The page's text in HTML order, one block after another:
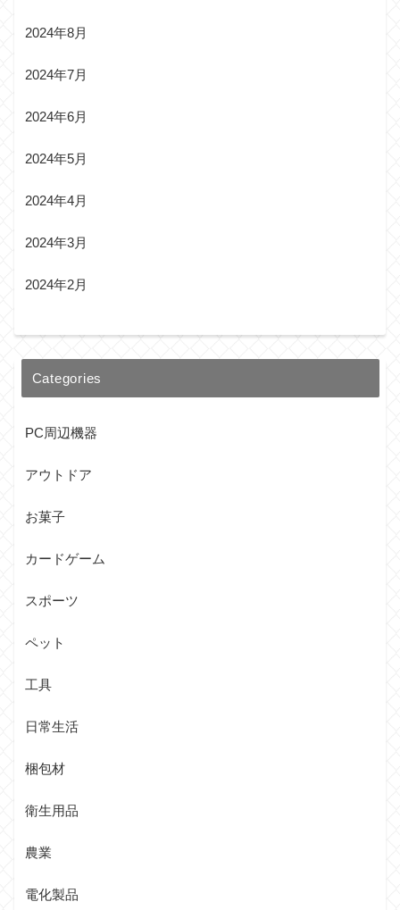
2024年8月
2024年7月
2024年6月
2024年5月
2024年4月
2024年3月
2024年2月
Categories
PC周辺機器
アウトドア
お菓子
カードゲーム
スポーツ
ペット
工具
日常生活
梱包材
衛生用品
農業
電化製品